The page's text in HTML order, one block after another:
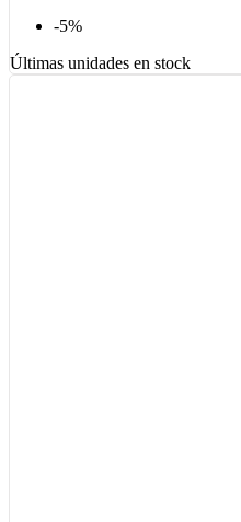
-5%
Últimas unidades en stock